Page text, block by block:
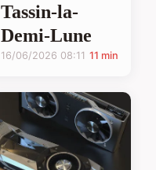
Tassin-la-
Demi-Lune
16/06/2026 08:11 11 min